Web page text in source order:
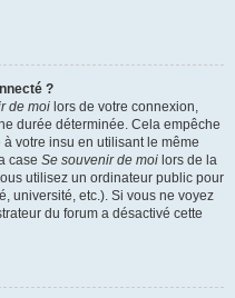
?
de moi lors de votre connexion,
durée déterminée. Cela empêche
à votre insu en utilisant le même
case Se souvenir de moi lors de la
utilisez un ordinateur public pour
université, etc.). Si vous ne voyez
du forum a désactivé cette